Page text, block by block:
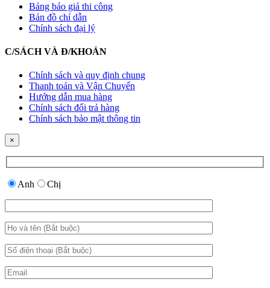
Bảng báo giá thi công
Bản đồ chỉ dẫn
Chính sách đại lý
C/SÁCH VÀ Đ/KHOẢN
Chính sách và quy định chung
Thanh toán và Vận Chuyển
Hướng dẫn mua hàng
Chính sách đổi trả hàng
Chính sách bảo mật thông tin
×
Anh Chị